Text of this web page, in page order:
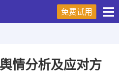
免费试用
情分析及应对方